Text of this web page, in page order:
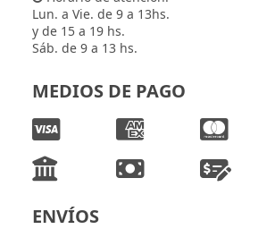
Lun. a Vie. de 9 a 13hs.
y de 15 a 19 hs.
Sáb. de 9 a 13 hs.
MEDIOS DE PAGO
ENVÍOS